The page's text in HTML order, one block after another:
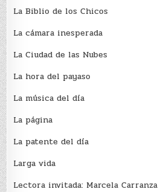
La Biblio de los Chicos
La cámara inesperada
La Ciudad de las Nubes
La hora del payaso
La música del día
La página
La patente del día
Larga vida
Lectora invitada: Marcela Carranza